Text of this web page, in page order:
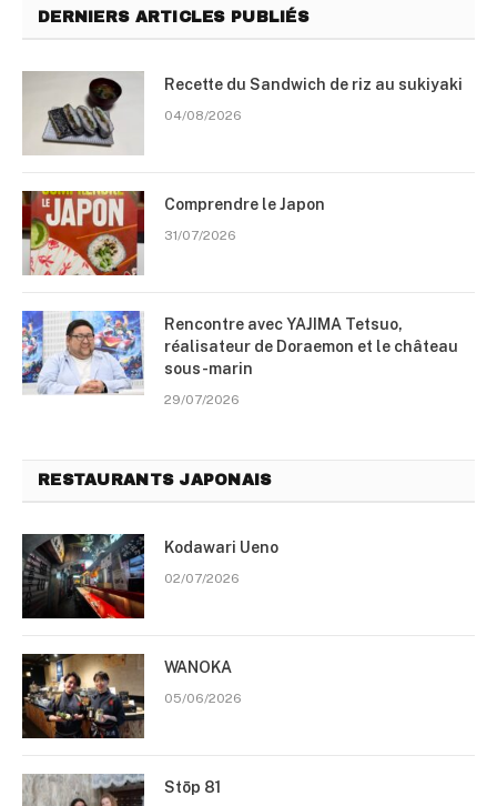
DERNIERS ARTICLES PUBLIÉS
Recette du Sandwich de riz au sukiyaki
04/08/2026
Comprendre le Japon
31/07/2026
Rencontre avec YAJIMA Tetsuo,
réalisateur de Doraemon et le château
sous-marin
29/07/2026
RESTAURANTS JAPONAIS
Kodawari Ueno
02/07/2026
WANOKA
05/06/2026
Stōp 81